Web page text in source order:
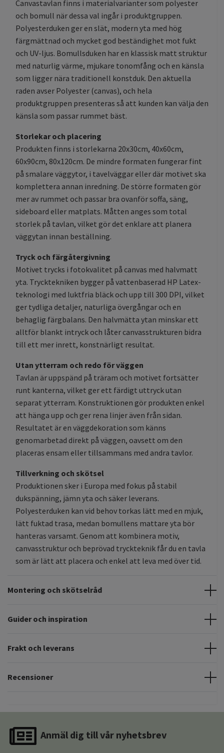
Canvastavlan finns i materialvarianter som polyester
och bomull när dessa val ingår i produktgruppen.
Polyesterduken ger en slät, modern yta med hög
färgmättnad och mycket god beständighet mot fukt
och UV-ljus. Bomullsduken har en klassisk matt struktur
med naturlig värme, mjukare tonomfång och en känsla
som ligger nära traditionell konstduk. Den aktuella
raden avser Polyester (canvas), och hela
produktgruppen presenteras så att kunden kan välja den
känsla som passar rummet bäst.
Storlekar och placering
Produkten finns i storlekarna 20x30cm, 40x60cm,
60x90cm, 80x120cm. De mindre formaten fungerar fint
på smalare väggytor, i tavelväggar eller där motivet ska
komplettera annan inredning. De större formaten gör
mer av rummet och passar bra ovanför soffa, säng,
sideboard eller matplats. Måtten anges som total
storlek på tavlan, vilket gör det enklare att planera
väggytan innan beställning.
Tryck och färgåtergivning
Motivet trycks i fotokvalitet på canvas med halvmatt
yta. Trycktekniken bygger på vattenbaserad HP Latex-
teknologi med luktfria bläck och upp till 300 DPI, vilket
ger tydliga detaljer, naturliga övergångar och en
behaglig färgbalans. Den halvmätta ytan minskar ett
alltför blankt intryck och låter canvasstrukturen bidra
till ett mer inrett, konstnärligt resultat.
Utan ytterram och redo för väggen
Tavlan är uppspänd på träram och motivet fortsätter
runt kanterna, vilket ger ett färdigt uttryck utan
separat ytterram. Konstruktionen gör produkten enkel
att hänga upp och ger rena linjer även från sidan.
Resultatet är en väggdekoration som känns
genomarbetad direkt på väggen, oavsett om den
placeras ensam eller tillsammans med andra tavlor.
Tillverkning och skötsel
Produktionen sker i Europa med fokus på stabil
dukspänning, jämn yta och säker leverans.
Polyesterduken kan vid behov torkas lätt med en mjuk,
lätt fuktad trasa, medan bomullens mattare yta bör
hanteras varsamt. Genom att kombinera motiv,
canvasstruktur och beprövad tryckteknik får du en tavla
som är lätt att placera och enkel att leva med över tid.
Montering och skötselråd
Guider och inspiration
Frakt och leverans
Recensioner
Anmäl dig till vår nyhetsbrev